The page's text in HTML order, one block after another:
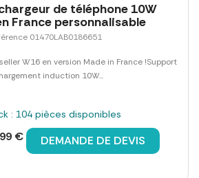
de téléphone 10W
France personnalisable
01470LAB0186651
W16 en version Made in France !Support
induction 10W...
: 104 pièces disponibles
€ DEMANDE DE DEVIS